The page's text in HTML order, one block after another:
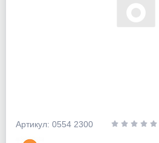
Артикул: 0554 2300